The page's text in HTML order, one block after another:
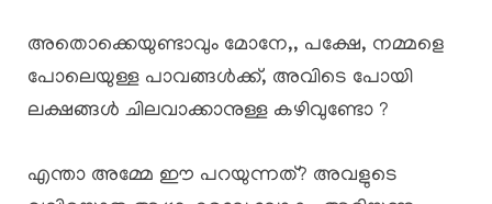
അതൊക്കെയുണ്ടാവും മോനേ,, പക്ഷേ, നമ്മളെ
പോലെയുള്ള പാവങ്ങൾക്ക്, അവിടെ പോയി
ലക്ഷങ്ങൾ ചിലവാക്കാനുള്ള കഴിവുണ്ടോ ?
എന്താ അമ്മേ ഈ പറയുന്നത്? അവളുടെ